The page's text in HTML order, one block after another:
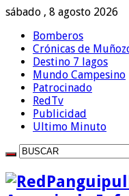
sábado , 8 agosto 2026
Bomberos
Crónicas de
Destino 7 lagos
Mundo Campesino
Patrocinado
RedTv
Publicidad
Ultimo Minuto